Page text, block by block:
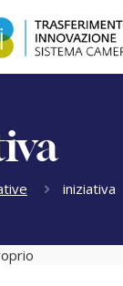
iniziativa